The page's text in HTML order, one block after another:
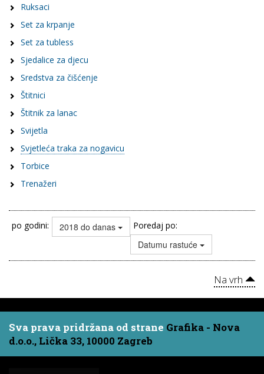
Ruksaci
Set za krpanje
Set za tubless
Sjedalice za djecu
Sredstva za čišćenje
Štitnici
Štitnik za lanac
Svijetla
Svjetleća traka za nogavicu
Torbice
Trenažeri
po godini: 2018 do danas Poredaj po:
Datumu rastuće
Na vrh
Sva prava pridržana od strane Grafika - Nova
d.o.o., Lička 33, 10000 Zagreb